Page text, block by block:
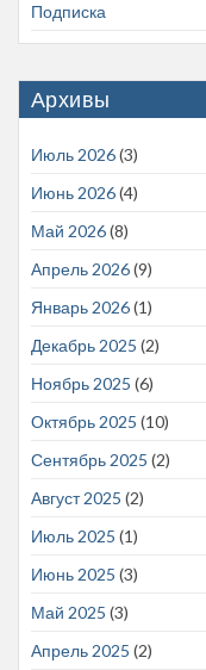
Подписка
Архивы
Июль 2026(3)
Июнь 2026(4)
Май 2026(8)
Апрель 2026(9)
Январь 2026(1)
Декабрь 2025 (2)
Ноябрь 2025 (6)
Октябрь 2025 (10)
Сентябрь 2025 (2)
Август 2025 (2)
Июль 2025 (1)
Июнь 2025 (3)
Май 2025 (3)
Апрель 2025 (2)